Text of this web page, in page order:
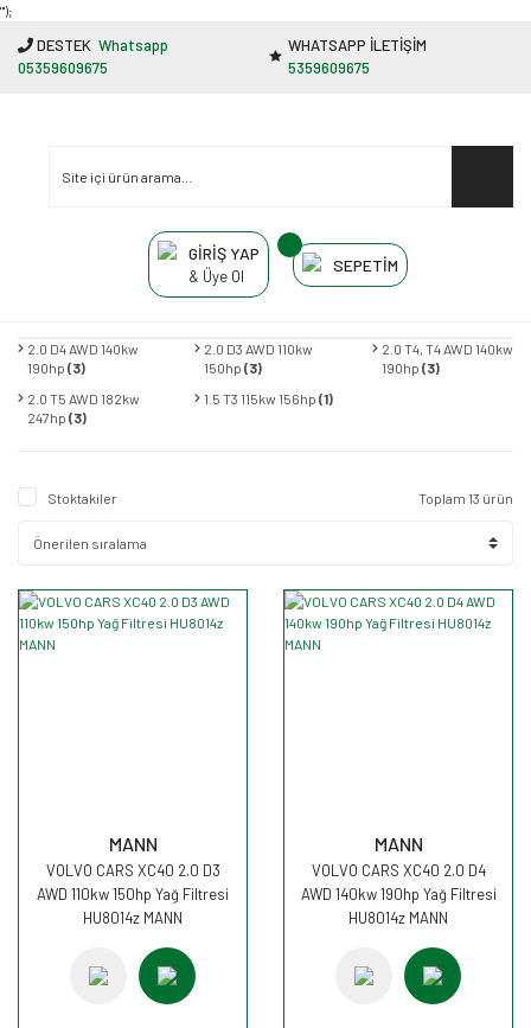
"');
DESTEK Whatsapp
05359609675
WHATSAPP İLETİŞİM
5359609675
GİRİŞ YAP
& Üye Ol
SEPETİM
2.0 D4 AWD 140kw
190hp (3)
2.0 D3 AWD 110kw
150hp(3)
2.0 T4, T4 AWD 140kw
190hp (3)
2.0 T5 AWD 182kw
247hp (3)
1.5 T3 115kw 156hp(1)
Stoktakiler Toplam 13 ürün
MANN
VOLVO CARS XC40 2.0 D3
AWD 110kw 150hp Yağ Filtresi
HU8014z MANN
MANN
VOLVO CARS XC40 2.0 D4
AWD 140kw 190hp Yağ Filtresi
HU8014z MANN